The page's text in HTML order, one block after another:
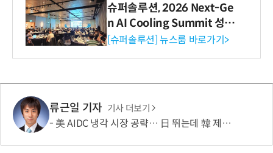
슈퍼솔루션, 2026 Next-Ge
n AI Cooling Summit 성황
리 성료
[슈퍼솔루션] 뉴스룸 바로가기>
류근일 기자 기사 더보기
美 AIDC 냉각 시장 공략… 日 뛰는데 韓 제자리